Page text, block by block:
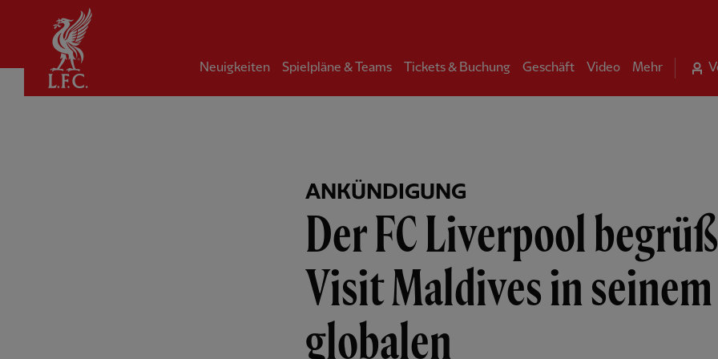
Neuigkeiten Spielpläne & Teams Tickets & Buchung Geschäft Video Mehr
ANKÜNDIGUNG
Der FC Liverpool
Visit Maldives in seinem
globalen